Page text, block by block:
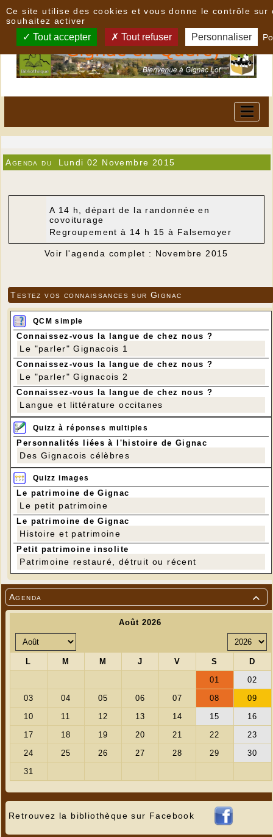

Agenda
Retrouvez la bibliothèque sur Facebook
Agenda du Lundi 02 Novembre 2015
A 14 h, départ de la randonnée en
covoiturage
Regroupement à 14 h 15 à Falsemoyer
Voir l'agenda complet : Novembre 2015
Testez vos connaissances sur Gignac
QCM simple
Connaissez-vous la langue de chez nous ?
Le "parler" Gignacois 1
Connaissez-vous la langue de chez nous ?
Le "parler" Gignacois 2
Connaissez-vous la langue de chez nous ?
Langue et littérature occitanes
Quizz à réponses multiples
Personnalités liées à l'histoire de Gignac
Des Gignacois célèbres
Quizz images
Le patrimoine de Gignac
Le petit patrimoine
Le patrimoine de Gignac
Histoire et patrimoine
Petit patrimoine insolite
Patrimoine restauré, détruit ou récent
Ce site utilise des cookies et vous donne le contrôle sur
souhaitez activer
Tout accepter Tout refuser Personnaliser